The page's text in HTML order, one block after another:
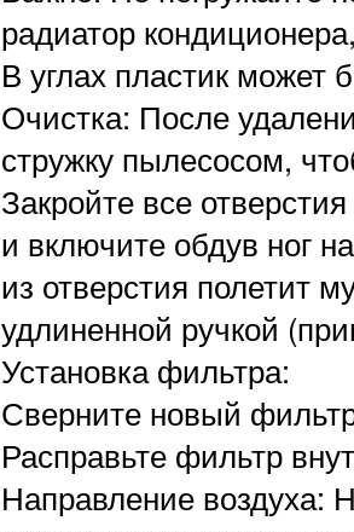
радиатор
В углах пластик может
Очистка: После
стружку пылесосом,
Закройте все
и включите обдув ног
из отверстия полетит
удлиненной ручкой
Установка фильтра:
Сверните новый
Расправьте фильтр
Направление воздуха: